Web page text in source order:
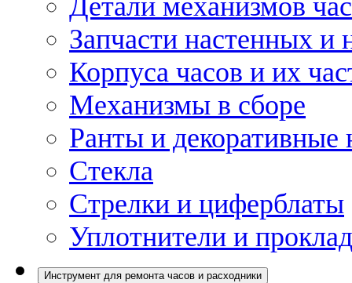
Запчасти настенных и
Корпуса часов и их
Механизмы в сборе
Ранты и декоративные
Стекла
Стрелки и циферблаты
Уплотнители и
Инструмент для ремонта часов и расходники